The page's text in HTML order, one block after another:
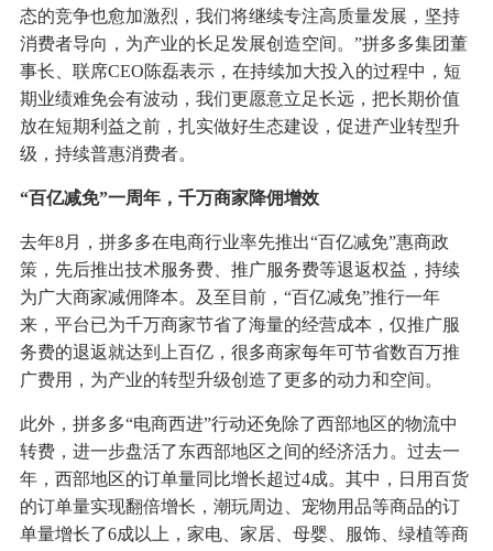
态的竞争也愈加激烈，我们将继续专注高质量发展，坚持
消费者导向，为产业的长足发展创造空间。”拼多多集团董
事长、联席CEO陈磊表示，在持续加大投入的过程中，短
期业绩难免会有波动，我们更愿意立足长远，把长期价值
放在短期利益之前，扎实做好生态建设，促进产业转型升
级，持续普惠消费者。
“百亿减免”一周年，千万商家降佣增效
去年8月，拼多多在电商行业率先推出“百亿减免”惠商政
策，先后推出技术服务费、推广服务费等退返权益，持续
为广大商家减佣降本。及至目前，“百亿减免”推行一年
来，平台已为千万商家节省了海量的经营成本，仅推广服
务费的退返就达到上百亿，很多商家每年可节省数百万推
广费用，为产业的转型升级创造了更多的动力和空间。
此外，拼多多“电商西进”行动还免除了西部地区的物流中
转费，进一步盘活了东西部地区之间的经济活力。过去一
年，西部地区的订单量同比增长超过4成。其中，日用百货
的订单量实现翻倍增长，潮玩周边、宠物用品等商品的订
单量增长了6成以上，家电、家居、母婴、服饰、绿植等商